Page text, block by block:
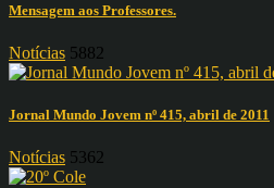
Mensagem aos Professores.
Notícias 5882
Jornal Mundo Jovem nº 415, abril de 2011
Notícias 5362